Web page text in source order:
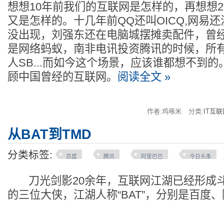
想想10年前我们的互联网是怎样的，再想想
又是怎样的。十几年前QQ还叫OICQ,网易
没出现，刘强东还在电脑城摆摊卖配件，曾
是网络蚂蚁，南非电讯投资腾讯的时候，所
人SB...而如今这个场景，应该谁都想不到的
顾中国曾经的互联网。 阅读全文 »
作者:鸡啄米 分类: IT互
从BAT到TMD
分类标签: 百度 腾讯 阿里巴巴 今日头条
刀光剑影20余年，互联网江湖已经形成
的三位大侠，江湖人称“BAT”，分别是百度